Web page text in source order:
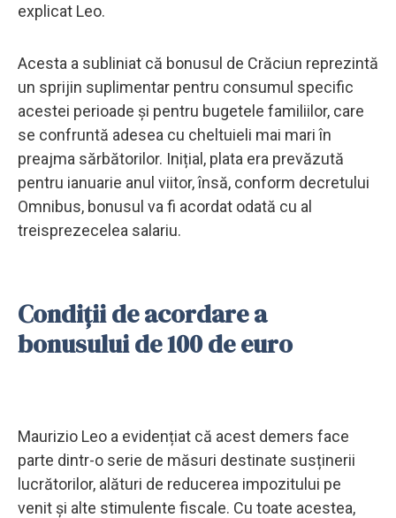
explicat Leo.
Acesta a subliniat că bonusul de Crăciun reprezintă
un sprijin suplimentar pentru consumul specific
acestei perioade și pentru bugetele familiilor, care
se confruntă adesea cu cheltuieli mai mari în
preajma sărbătorilor. Inițial, plata era prevăzută
pentru ianuarie anul viitor, însă, conform decretului
Omnibus, bonusul va fi acordat odată cu al
treisprezecelea salariu.
Condiții de acordare a
bonusului de 100 de euro
Maurizio Leo a evidențiat că acest demers face
parte dintr-o serie de măsuri destinate susținerii
lucrătorilor, alături de reducerea impozitului pe
venit și alte stimulente fiscale. Cu toate acestea,